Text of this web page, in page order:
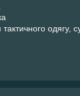
одягу,